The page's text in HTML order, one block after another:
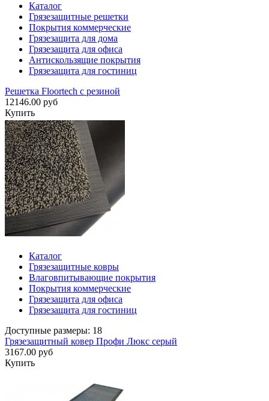
Каталог
Грязезащитные решетки
Покрытия коммерческие
Грязезащита для дома
Грязезащита для офиса
Антискользящие покрытия
Грязезащита для гостиниц
Решетка Floortech с резиной
12146.00 руб
Купить
Каталог
Грязезащитные ковры
Влаговпитывающие покрытия
Покрытия коммерческие
Грязезащита для офиса
Грязезащита для гостиниц
Доступные размеры: 18
Грязезащитный ковер Профи Люкс серый
3167.00 руб
Купить